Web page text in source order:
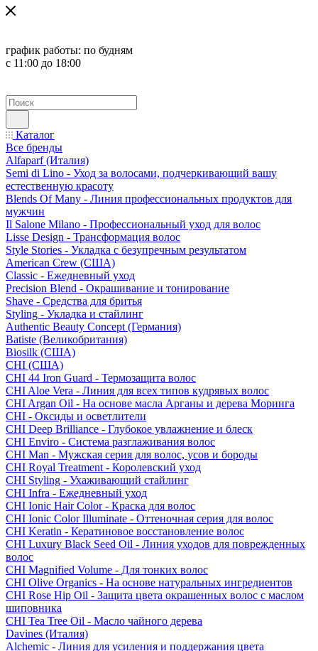
график работы: по будням
с 11:00 до 18:00
Каталог
Все бренды
Alfaparf (Италия)
Semi di Lino - Уход за волосами, подчеркивающий вашу
естественную красоту
Blends Of Many - Линия профессиональных продуктов для
мужчин
Il Salone Milano - Профессиональный уход для волос
Lisse Design - Трансформация волос
Style Stories - Укладка с безупречным результатом
American Crew (США)
Classic - Ежедневный уход
Precision Blend - Окрашивание и тонирование
Shave - Средства для бритья
Styling - Укладка и стайлинг
Authentic Beauty Concept (Германия)
Batiste (Великобритания)
Biosilk (США)
CHI (США)
CHI 44 Iron Guard - Термозащита волос
CHI Aloe Vera - Линия для всех типов кудрявых волос
CHI Argan Oil - На основе масла Арганы и дерева Моринга
CHI - Оксиды и осветлители
CHI Deep Brilliance - Глубокое увлажнение и блеск
CHI Enviro - Система разглаживания волос
CHI Man - Мужская серия для волос, усов и бороды
CHI Royal Treatment - Королевский уход
CHI Styling - Ухаживающий стайлинг
CHI Infra - Ежедневный уход
CHI Ionic Hair Color - Краска для волос
CHI Ionic Color Illuminate - Оттеночная серия для волос
CHI Keratin - Кератиновое восстановление волос
CHI Luxury Black Seed Oil - Линия уходов для поврежденных
волос
CHI Magnified Volume - Для тонких волос
CHI Olive Organics - На основе натуральных ингредиентов
CHI Rose Hip Oil - Защита цвета окрашенных волос с маслом
шиповника
CHI Tea Tree Oil - Масло чайного дерева
Davines (Италия)
Alchemic - Линия для усиления и поддержания цвета